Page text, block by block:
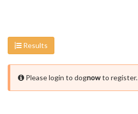
Results
Please login to dognowto register.